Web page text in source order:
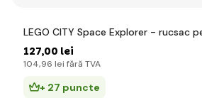
LEGO CITY Space Explorer - rucsac
127,00 lei
104,96 lei fără TVA
+ 27 puncte